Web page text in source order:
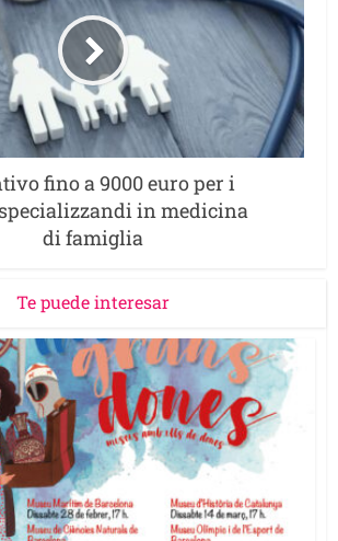
fino a 9000 euro per i
in medicina
di famiglia
Te puede interesar